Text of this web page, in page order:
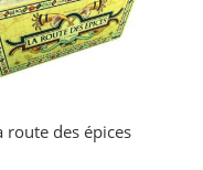
route des épices